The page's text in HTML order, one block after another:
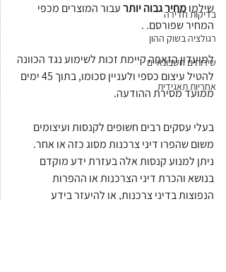
בדיקות חדירה
רגולציה בשוק ההון
שירותים חשבונאיים
אחריות תאגידית
שילמו מחיר גבוה יותר עבור המוצרים מכפי
המחיר שפורסם. .
למועדון הזאפה קיימת זכות לשימוע נגד הכוונה
להטיל עיצום כספי ולעניין סכומו, בתוך 45 ימים
ממועד מסירת ההודעה.
בעלי עסקים רבים חשופים לקנסות ועיצומים
משום שהפרו דיני צרכנות מסוג כזה או אחר.
ניתן למנוע קנסות אלה בעזרת ידע מוקדם
בנושא והכרת דיני הצרכנות או ההפרות
הנפוצות בדיני צרכנות, או להיעזר בידע